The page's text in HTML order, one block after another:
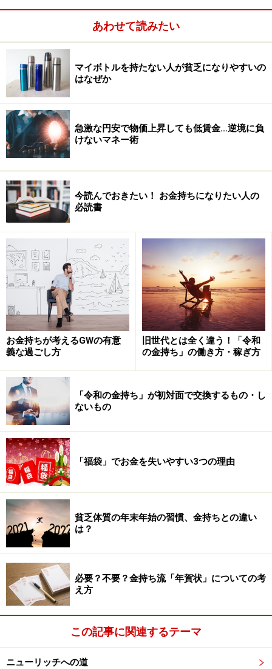
これを「赤信号を渡るのはルール違反だ」と思い込んで
いる人にはできません。彼らは「そもそもなぜそのルー
ルがあるのか」と、原点に立ち返って考えることはない
ので、機械的に「ルールは守るのが当然」と思い込み、
ルールを守ることが目的になります。
ルールを疑うことで新しいブレイクスルー
が生まれた
しかし、ルールは社会を保つ最大公約数で作られている
ので、現実にそぐわない場面も出てくるものです。技術
の進化や時代の変化などによって昔のルールが現実にそ
ぐわない、あるいはイノベーションの邪魔になることも
あります。
実際、100年以上前に作られた法律（たとえば明治時代
に制定された「決闘罪ニ関スル件」など）がそのままに
なっているものもあります。そこで、「そのルールの本
質は何か？」「この場面ではルールのほうがおかしいん
じゃないか？」という発想をしてみることです。
典型的なのは、郵便事業のルールを変えたヤマト運輸で
す。
ルールそのものを疑い、何が本当に人の役に立つのかを
考え、「荷物を運ぶのは郵便局しかやってはいけない」
あわせて読みたい
マイボトルを持たない人が貧乏になりやすいの
はなぜか
急激な円安で物価上昇しても低賃金…逆境に負
けないマネー術
今読んでおきたい！ お金持ちになりたい人の
必読書
お金持ちが考えるGWの有意
義な過ごし方
旧世代とは全く違う！「令和
の金持ち」の働き方・稼ぎ方
「令和の金持ち」が初対面で交換するもの・し
ないもの
「福袋」でお金を失いやすい3つの理由
貧乏体質の年末年始の習慣、金持ちとの違い
は？
必要？不要？金持ち流「年賀状」についての考
え方
この記事に関連するテーマ
ニューリッチへの道